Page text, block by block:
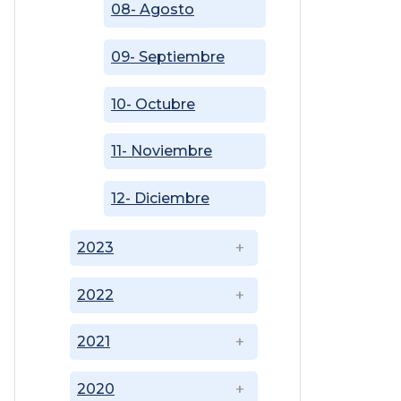
2020
2021
2022
2023
08- Agosto
09- Septiembre
10- Octubre
11- Noviembre
12- Diciembre